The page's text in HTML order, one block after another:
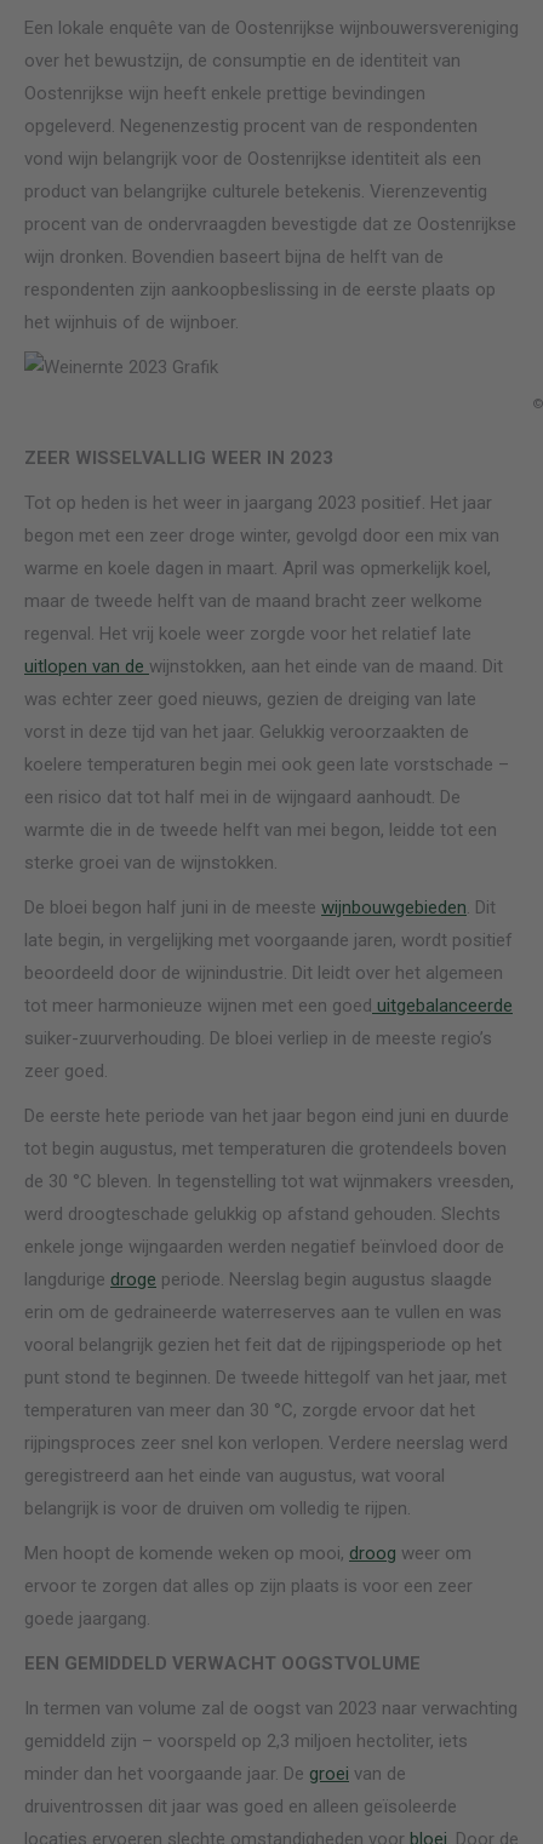
Een lokale enquête van de Oostenrijkse wijnbouwersvereniging
over het bewustzijn, de consumptie en de identiteit van
Oostenrijkse wijn heeft enkele prettige bevindingen
opgeleverd. Negenenzestig procent van de respondenten
vond wijn belangrijk voor de Oostenrijkse identiteit als een
product van belangrijke culturele betekenis. Vierenzeventig
procent van de ondervraagden bevestigde dat ze Oostenrijkse
wijn dronken. Bovendien baseert bijna de helft van de
respondenten zijn aankoopbeslissing in de eerste plaats op
het wijnhuis of de wijnboer.
ZEER WISSELVALLIG WEER IN 2023
Tot op heden is het weer in jaargang 2023 positief. Het jaar
begon met een zeer droge winter, gevolgd door een mix van
warme en koele dagen in maart. April was opmerkelijk koel,
maar de tweede helft van de maand bracht zeer welkome
regenval. Het vrij koele weer zorgde voor het relatief late
uitlopen van de wijnstokken, aan het einde van de maand. Dit
was echter zeer goed nieuws, gezien de dreiging van late
vorst in deze tijd van het jaar. Gelukkig veroorzaakten de
koelere temperaturen begin mei ook geen late vorstschade –
een risico dat tot half mei in de wijngaard aanhoudt. De
warmte die in de tweede helft van mei begon, leidde tot een
sterke groei van de wijnstokken.
De bloei begon half juni in de meeste wijnbouwgebieden. Dit
late begin, in vergelijking met voorgaande jaren, wordt positief
beoordeeld door de wijnindustrie. Dit leidt over het algemeen
tot meer harmonieuze wijnen met een goed uitgebalanceerde
suiker-zuurverhouding. De bloei verliep in de meeste regio’s
zeer goed.
De eerste hete periode van het jaar begon eind juni en duurde
tot begin augustus, met temperaturen die grotendeels boven
de 30 °C bleven. In tegenstelling tot wat wijnmakers vreesden,
werd droogteschade gelukkig op afstand gehouden. Slechts
enkele jonge wijngaarden werden negatief beïnvloed door de
langdurige droge periode. Neerslag begin augustus slaagde
erin om de gedraineerde waterreserves aan te vullen en was
vooral belangrijk gezien het feit dat de rijpingsperiode op het
punt stond te beginnen. De tweede hittegolf van het jaar, met
temperaturen van meer dan 30 °C, zorgde ervoor dat het
rijpingsproces zeer snel kon verlopen. Verdere neerslag werd
geregistreerd aan het einde van augustus, wat vooral
belangrijk is voor de druiven om volledig te rijpen.
Men hoopt de komende weken op mooi, droog weer om
ervoor te zorgen dat alles op zijn plaats is voor een zeer
goede jaargang.
EEN GEMIDDELD VERWACHT OOGSTVOLUME
In termen van volume zal de oogst van 2023 naar verwachting
gemiddeld zijn – voorspeld op 2,3 miljoen hectoliter, iets
minder dan het voorgaande jaar. De groei van de
druiventrossen dit jaar was goed en alleen geïsoleerde
locaties ervoeren slechte omstandigheden voor bloei . Door de